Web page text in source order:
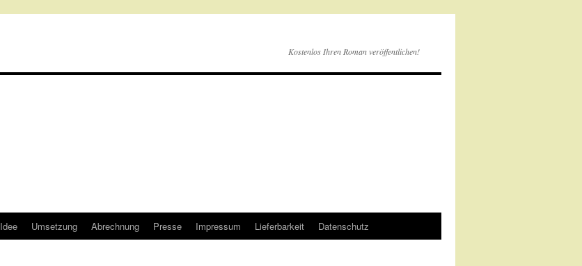
Kostenlos Ihren Roman veröffentlichen!
Idee Umsetzung Abrechnung Presse Impressum Lieferbarkeit Datenschutz